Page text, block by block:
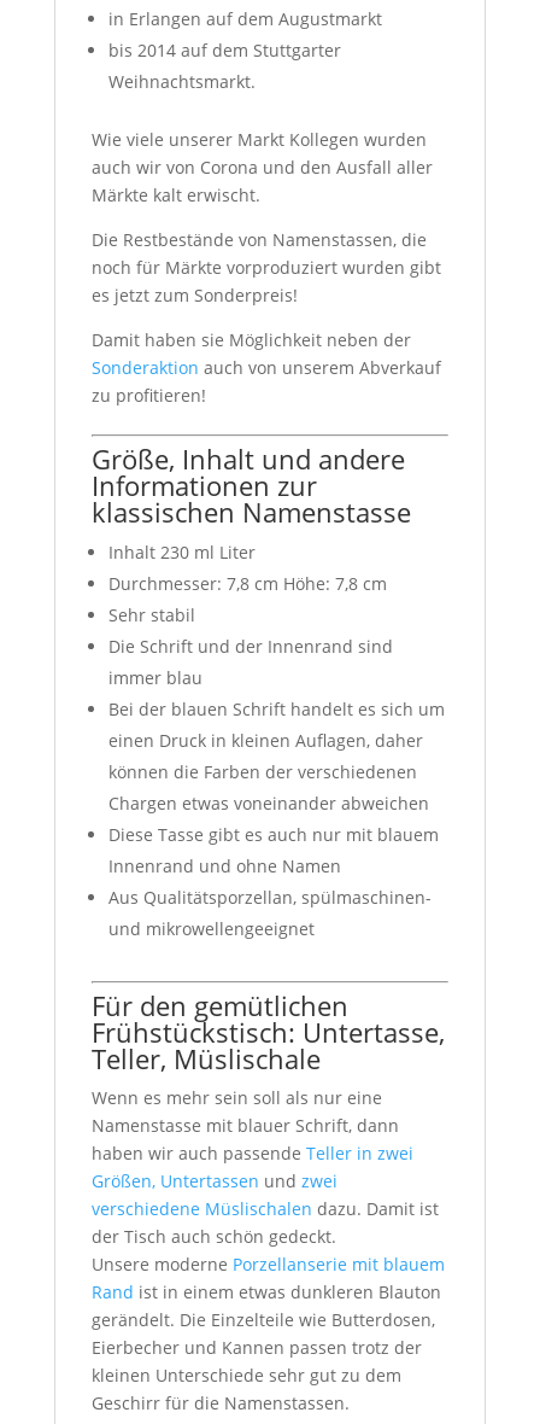
in Erlangen auf dem Augustmarkt
bis 2014 auf dem Stuttgarter
Weihnachtsmarkt.
Wie viele unserer Markt Kollegen wurden
auch wir von Corona und den Ausfall aller
Märkte kalt erwischt.
Die Restbestände von Namenstassen, die
noch für Märkte vorproduziert wurden gibt
es jetzt zum Sonderpreis!
Damit haben sie Möglichkeit neben der
Sonderaktion auch von unserem Abverkauf
zu profitieren!
Größe, Inhalt und andere
Informationen zur
klassischen Namenstasse
Inhalt 230 ml Liter
Durchmesser: 7,8 cm Höhe: 7,8 cm
Sehr stabil
Die Schrift und der Innenrand sind
immer blau
Bei der blauen Schrift handelt es sich um
einen Druck in kleinen Auflagen, daher
können die Farben der verschiedenen
Chargen etwas voneinander abweichen
Diese Tasse gibt es auch nur mit blauem
Innenrand und ohne Namen
Aus Qualitätsporzellan, spülmaschinen-
und mikrowellengeeignet
Für den gemütlichen
Frühstückstisch: Untertasse,
Teller, Müslischale
Wenn es mehr sein soll als nur eine
Namenstasse mit blauer Schrift, dann
haben wir auch passende Teller in zwei
Größen, Untertassen und zwei
verschiedene Müslischalen dazu. Damit ist
der Tisch auch schön gedeckt.
Unsere moderne Porzellanserie mit blauem
Rand ist in einem etwas dunkleren Blauton
gerändelt. Die Einzelteile wie Butterdosen,
Eierbecher und Kannen passen trotz der
kleinen Unterschiede sehr gut zu dem
Geschirr für die Namenstassen.